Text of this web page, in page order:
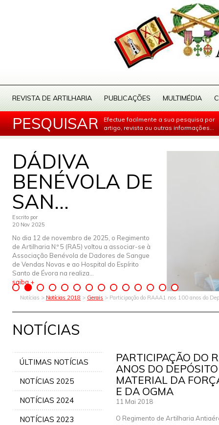
REVISTA DE ARTILHARIA PUBLICAÇÕES MULTIMÉDIA
PESQUISAR
Efectue facilmente a sua pesquisa por
artigo, revista ou outras informações...
DÁDIVA
BENÉVOLA DE
SAN...
Escrito por
20 Nov 2025
No dia 12 de novembro de 2025, o Regimento
de Artilharia N.º 5 (RA5) voltou a associar-se à
Associação Benévola de Dadores de Sangue
de Vendas Novas e ao Hospital do Espírito
Santo de Évora na realiza...
saiba +
Notícias > Notícias 2018 > Gerais > Participação do RAAA1 nos 100 anos do
NOTÍCIAS
ÚLTIMAS NOTÍCIAS
NOTÍCIAS 2025
NOTÍCIAS 2024
NOTÍCIAS 2023
PARTICIPAÇÃO DO
ANOS DO
MATERIAL DA
E DA OGMA
11 Mai 2018
O Regimento de Artilharia